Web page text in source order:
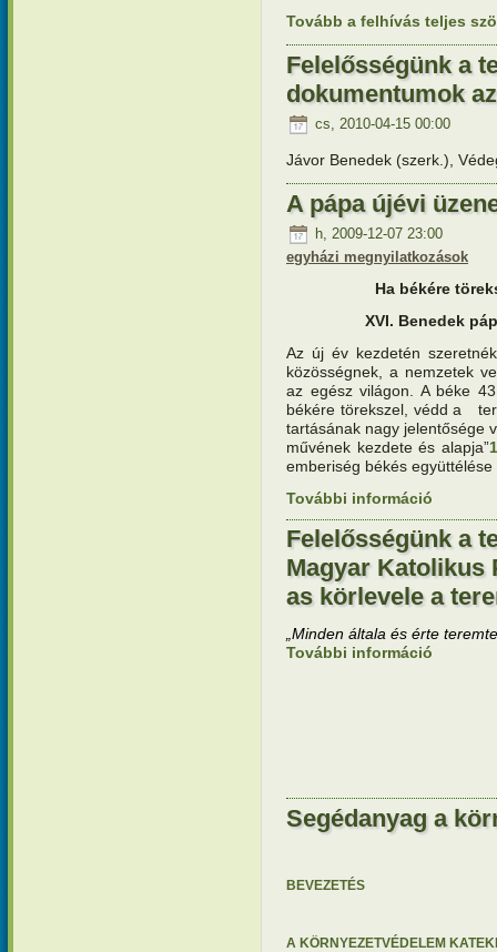
Tovább a felhívás teljes
Felelősségünk a
dokumentumok
cs, 2010-04-15 00:00
Jávor Benedek (szerk.),
A pápa újévi
h, 2009-12-07 23:00
egyházi megnyilatkozások
Ha békére
XVI. Benedek
Az új év kezdetén
közösségnek, a nemzetek
az egész világon. A béke
békére törekszel, védd a
tartásának nagy jelentősége
művének kezdete és alapja”1
emberiség békés
További információ
Felelősségünk a
Magyar Katolikus
as körlevele a
„Minden általa és érte
További információ
Segédanyag a
BEVEZETÉS
A KÖRNYEZETVÉDELEM